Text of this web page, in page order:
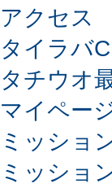
アクセス
タイラバ
タチウオ
マイペー
ミッショ
ミッショ